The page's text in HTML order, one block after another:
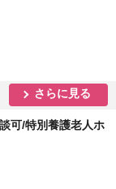
さらに見る
可/特別養護老人ホ